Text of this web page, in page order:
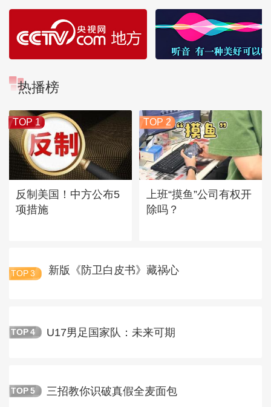
热播榜
TOP 1
反制美国！中方公布5
项措施
TOP 2
上班“摸鱼”公司有权开
除吗？
TOP 3 新版《防卫白皮书》藏祸心
TOP 4 U17男足国家队：未来可期
TOP 5 三招教你识破真假全麦面包